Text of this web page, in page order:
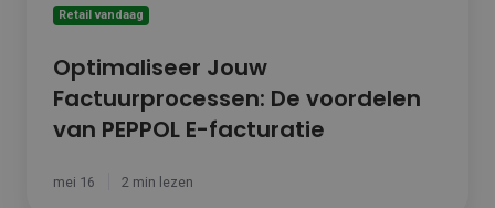
Retail vandaag
Optimaliseer Jouw
Factuurprocessen: De voordelen
van PEPPOL E-facturatie
mei 16 2 min lezen